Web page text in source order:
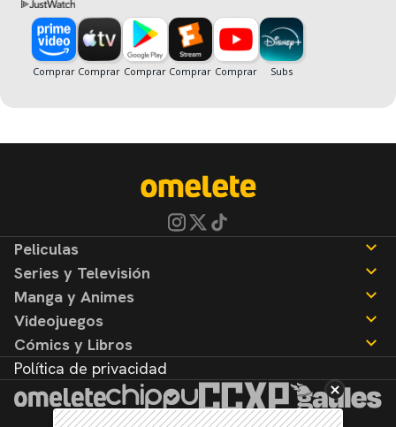
Peliculas
Noticias
Reseñas
Series y Televisión
Noticias
Reseñas
Manga y Animes
Noticias
Reseñas
Videojuegos
Noticias
Reseñas
Cómics y Libros
Noticias
Reseñas
Política de privacidad